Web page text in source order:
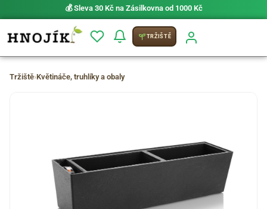
💰 Sleva 30 Kč na Zásilkovna od 1000 Kč
TRŽIŠTĚ
Tržiště›Květináče, truhlíky a obaly